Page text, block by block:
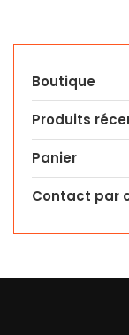
Boutique
Produits
Panier
Contact par